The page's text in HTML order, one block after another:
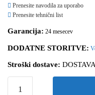
Prenesite navodila za uporabo
Prenesite tehnični list
Garancija: 24 mesecev
DODATNE STORITVE:
Stroški dostave: